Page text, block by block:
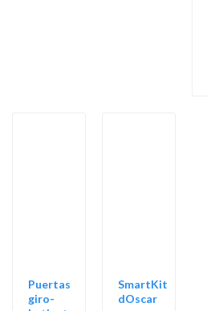
Puertas
giro-
SmartKit
dOscar